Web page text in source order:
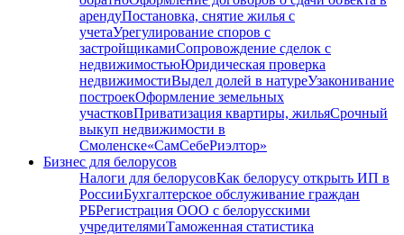
арендуПостановка, снятие жилья с
учетаУрегулирование споров с
застройщикамиСопровождение сделок с
недвижимостьюЮридическая проверка
недвижимостиВыдел долей в натуреУзаконивание
построекОформление земельных
участковПриватизация квартиры, жильяСрочный
выкуп недвижимости в
Cмоленске«СамСебеРиэлтор»
Бизнес для белорусов
Налоги для белорусовКак белорусу открыть ИП в
РоссииБухгалтерское обслуживание граждан
РБРегистрация ООО с белорусскими
учредителямиТаможенная статистика